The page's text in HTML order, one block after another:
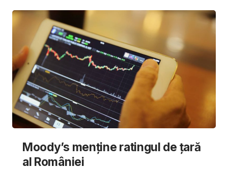
Moody’s menține ratingul de țară
al României